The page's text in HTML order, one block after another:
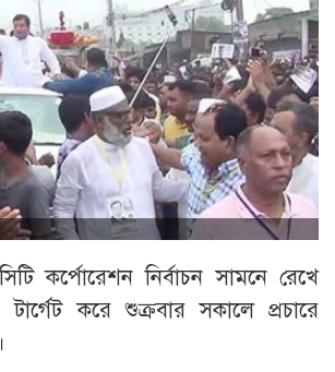
কর্পোরেশন নির্বাচন সামনে রেখে
করে শুক্রবার সকালে প্রচারে